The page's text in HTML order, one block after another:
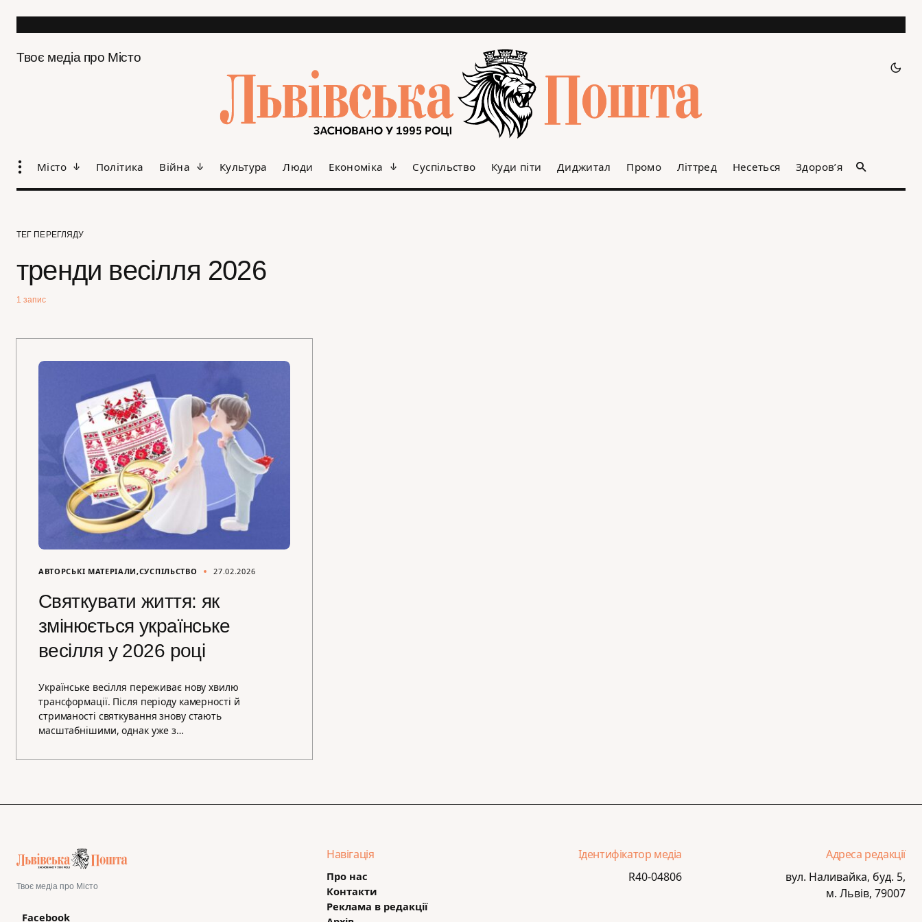
Твоє медіа про Місто
Місто Політика Війна Культура Люди Економіка Суспільство Куди піти Диджитал Промо Літтред Несеться Здоров’я
ТЕГ ПЕРЕГЛЯДУ
тренди весілля 2026
1 запис
АВТОРСЬКІ МАТЕРІАЛИ СУСПІЛЬСТВО 27.02.2026
Святкувати життя: як
змінюється українське
весілля у 2026 році
Українське весілля переживає нову хвилю
трансформації. Після періоду камерності й
стриманості святкування знову стають
масштабнішими, однак уже з…
Твоє медіа про Місто
Facebook
Навігація
Про нас
Контакти
Реклама в редакції
Ідентифікатор медіа
R40-04806
Адреса редакції
вул. Наливайка, буд. 5,
м. Львів, 79007